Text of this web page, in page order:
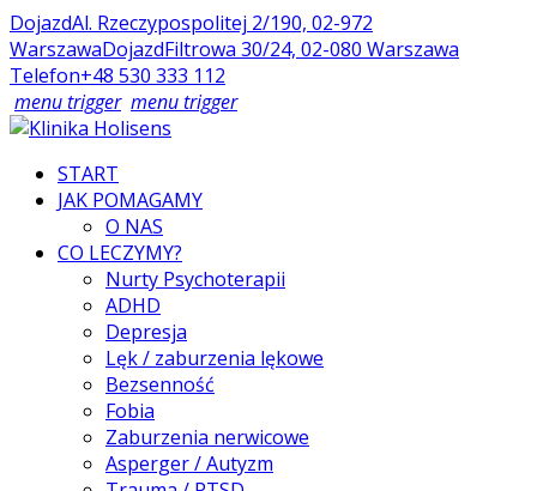
DojazdAl. Rzeczypospolitej 2/190, 02-972
WarszawaDojazdFiltrowa 30/24, 02-080 Warszawa
Telefon+48 530 333 112
menu trigger menu trigger
START
JAK POMAGAMY
O NAS
CO LECZYMY?
Nurty Psychoterapii
ADHD
Depresja
Lęk / zaburzenia lękowe
Bezsenność
Fobia
Zaburzenia nerwicowe
Asperger / Autyzm